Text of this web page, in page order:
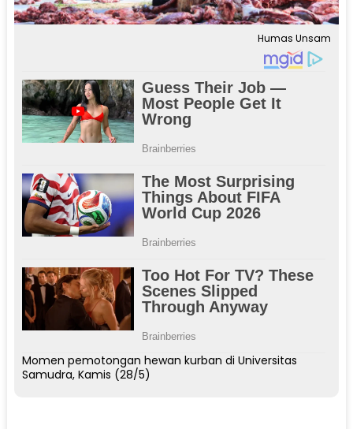
Humas Unsam
Momen pemotongan hewan kurban di Universitas
Samudra, Kamis (28/5)